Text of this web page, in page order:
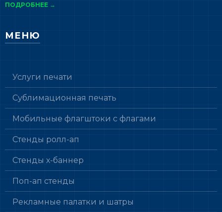
ПОДРОБНЕЕ →
МЕНЮ
Услуги печати
Сублимационная печать
Мобильные флагштоки с флагами
Стенды ролл-ап
Стенды х-баннер
Поп-ап стенды
Рекламные палатки и шатры